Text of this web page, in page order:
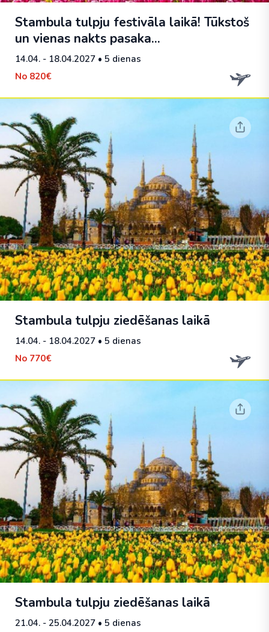
Stambula tulpju festivāla laikā! Tūkstoš
un vienas nakts pasaka...
14.04. - 18.04.2027 • 5 dienas
No 820€
Stambula tulpju ziedēšanas laikā
14.04. - 18.04.2027 • 5 dienas
No 770€
Stambula tulpju ziedēšanas laikā
21.04. - 25.04.2027 • 5 dienas